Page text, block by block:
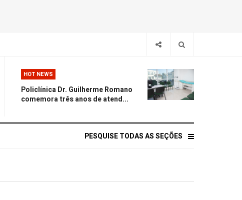
HOT NEWS
Policlínica Dr. Guilherme Romano
comemora três anos de atend...
PESQUISE TODAS AS SEÇÕES